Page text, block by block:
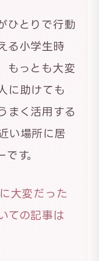
ひとりで行動
る小学生時
もっとも大変
に助けても
まく活用する
い場所に居
す。
大変だった
ての記事は